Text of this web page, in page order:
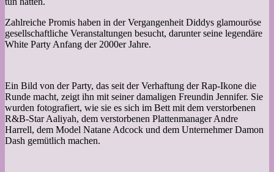
Zahlreiche Promis haben in der Vergangenheit Diddys glamouröse
gesellschaftliche Veranstaltungen besucht, darunter seine legendäre
White Party Anfang der 2000er Jahre.
Ein Bild von der Party, das seit der Verhaftung der Rap-Ikone die
Runde macht, zeigt ihn mit seiner damaligen Freundin Jennifer. Sie
wurden fotografiert, wie sie es sich im Bett mit dem verstorbenen
R&B-Star Aaliyah, dem verstorbenen Plattenmanager Andre
Harrell, dem Model Natane Adcock und dem Unternehmer Damon
Dash gemütlich machen.